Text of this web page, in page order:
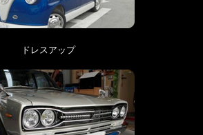
ドレスアップ